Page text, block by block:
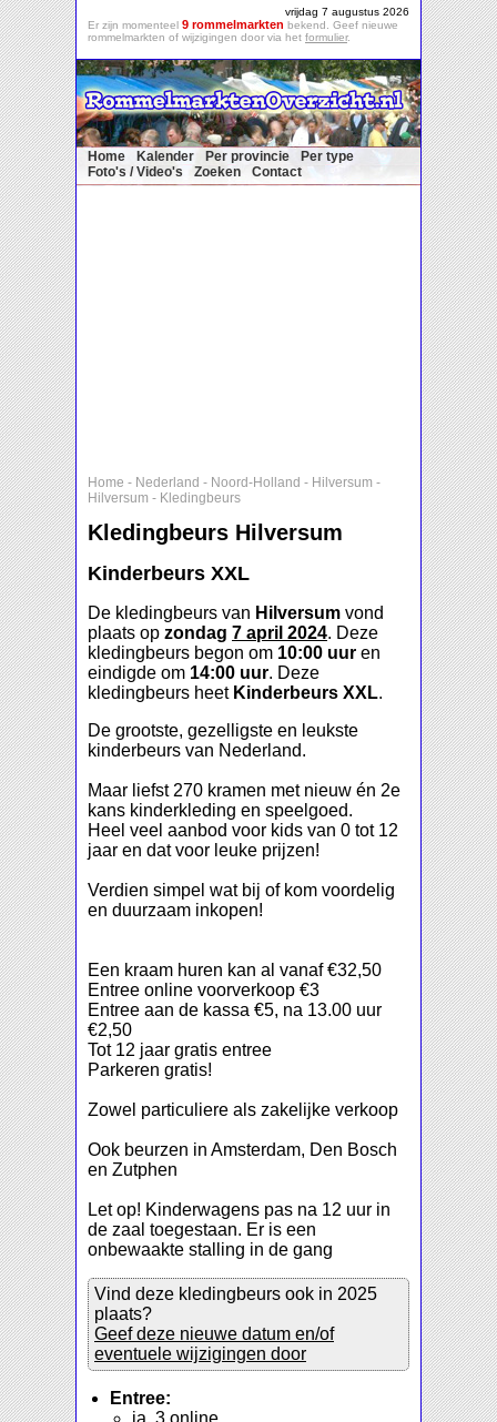
vrijdag 7 augustus 2026
Er zijn momenteel 9 rommelmarkten bekend. Geef nieuwe
rommelmarkten of wijzigingen door via het formulier.
Home Kalender Per provincie
Per type
Foto's / Video's
Zoeken Contact
Home - Nederland - Noord-Holland - Hilversum -
Hilversum - Kledingbeurs
Kledingbeurs Hilversum
Kinderbeurs XXL
De kledingbeurs van Hilversum vond
plaats op zondag 7 april 2024. Deze
kledingbeurs begon om 10:00 uur en
eindigde om 14:00 uur. Deze
kledingbeurs heet Kinderbeurs XXL.
De grootste, gezelligste en leukste
kinderbeurs van Nederland.
Maar liefst 270 kramen met nieuw én 2e
kans kinderkleding en speelgoed.
Heel veel aanbod voor kids van 0 tot 12
jaar en dat voor leuke prijzen!
Verdien simpel wat bij of kom voordelig
en duurzaam inkopen!
Een kraam huren kan al vanaf €32,50
Entree online voorverkoop €3
Entree aan de kassa €5, na 13.00 uur
€2,50
Tot 12 jaar gratis entree
Parkeren gratis!
Zowel particuliere als zakelijke verkoop
Ook beurzen in Amsterdam, Den Bosch
en Zutphen
Let op! Kinderwagens pas na 12 uur in
de zaal toegestaan. Er is een
onbewaakte stalling in de gang
Vind deze kledingbeurs ook in 2025
plaats?
Geef deze nieuwe datum en/of
eventuele wijzigingen door
Entree: